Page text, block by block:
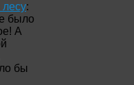
:
было
А
бы